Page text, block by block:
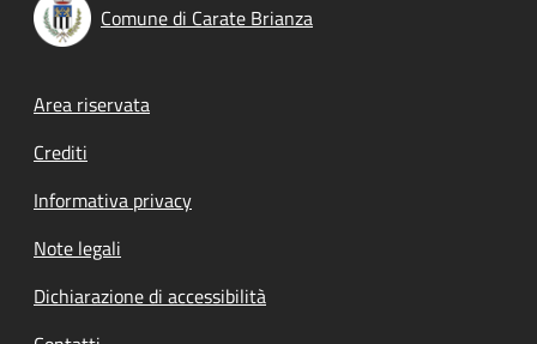
Comune di Carate Brianza
Footer menu
Area riservata
Crediti
Informativa privacy
Note legali
Dichiarazione di accessibilità